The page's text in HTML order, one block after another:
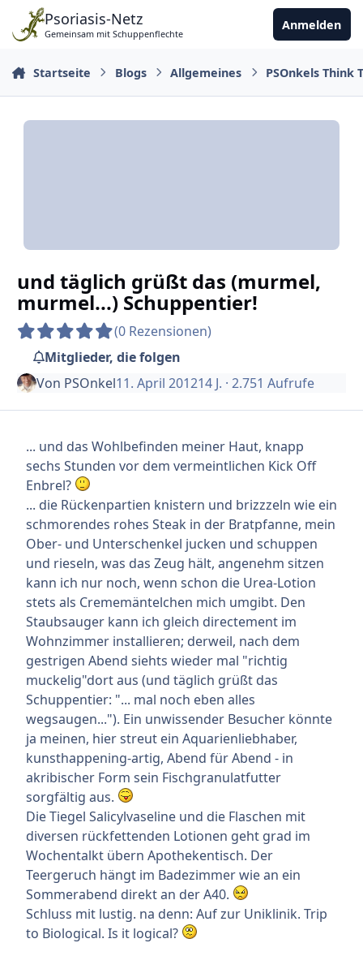
Zu Inhalt springen
Psoriasis-Netz
Gemeinsam mit Schuppenflechte
Anmelden
Startseite Blogs Allgemeines PSOnkels Think
und täglich grüßt das (murmel,
murmel...) Schuppentier!
(0 Rezensionen)
Mitglieder, die folgen
Von PSOnkel11. April 201214 J. · 2.751 Aufrufe
... und das Wohlbefinden meiner Haut, knapp
sechs Stunden vor dem vermeintlichen Kick Off
Enbrel?
... die Rückenpartien knistern und brizzzeln wie ein
schmorendes rohes Steak in der Bratpfanne, mein
Ober- und Unterschenkel jucken und schuppen
und rieseln, was das Zeug hält, angenehm sitzen
kann ich nur noch, wenn schon die Urea-Lotion
stets als Crememäntelchen mich umgibt. Den
Staubsauger kann ich gleich directement im
Wohnzimmer installieren; derweil, nach dem
gestrigen Abend siehts wieder mal "richtig
muckelig"dort aus (und täglich grüßt das
Schuppentier: "... mal noch eben alles
wegsaugen..."). Ein unwissender Besucher könnte
ja meinen, hier streut ein Aquarienliebhaber,
kunsthappening-artig, Abend für Abend - in
akribischer Form sein Fischgranulatfutter
sorgfältig aus.
Die Tiegel Salicylvaseline und die Flaschen mit
diversen rückfettenden Lotionen geht grad im
Wochentalkt übern Apothekentisch. Der
Teergeruch hängt im Badezimmer wie an ein
Sommerabend direkt an der A40.
Schluss mit lustig. na denn: Auf zur Uniklinik. Trip
to Biological. Is it logical?